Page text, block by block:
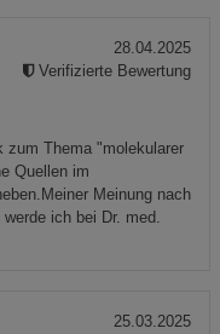
zum Thema "molekularer
Quellen im
Meinung nach
ich bei Dr. med.
28.04.2025
Verifizierte Bewertung
25.03.2025